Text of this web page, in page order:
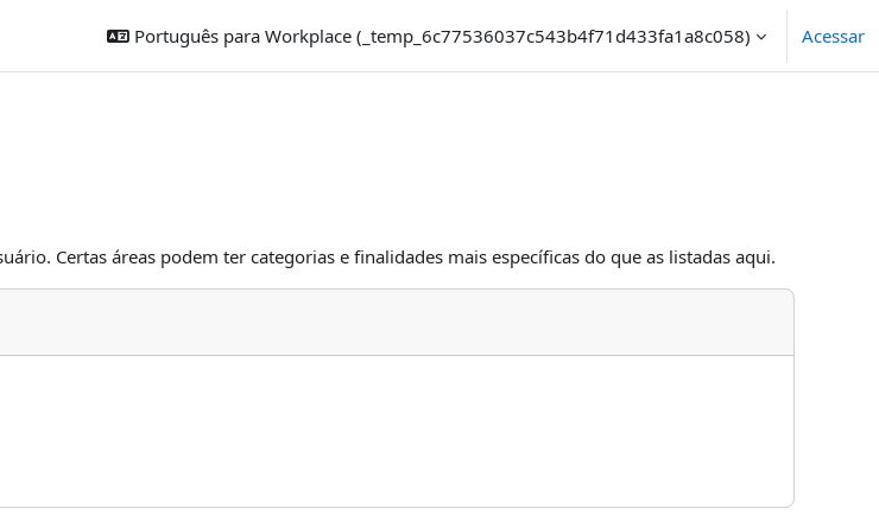
Português para Workplace ‎(_temp_6c77536037c543b4f71d433fa1a8c058)‎ Acessar
Certas áreas podem ter categorias e finalidades mais específicas do que as listadas aqui.